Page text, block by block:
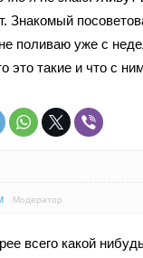
Знакомый
поливаю уже с
это такие и что с
Модератор
всего какой